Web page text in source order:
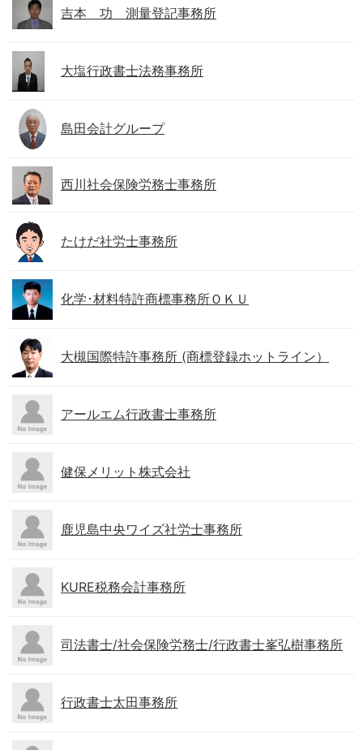
吉本 功 測量登記事務所
大塩行政書士法務事務所
島田会計グループ
西川社会保険労務士事務所
たけだ社労士事務所
化学･材料特許商標事務所ＯＫＵ
大槻国際特許事務所 (商標登録ホットライン）
アールエム行政書士事務所
健保メリット株式会社
鹿児島中央ワイズ社労士事務所
KURE税務会計事務所
司法書士/社会保険労務士/行政書士峯弘樹事務所
行政書士太田事務所